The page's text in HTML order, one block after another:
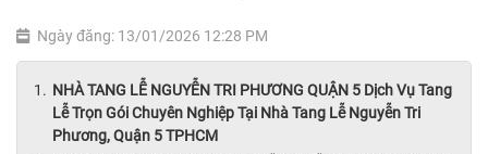
Ngày đăng: 13/01/2026 12:28 PM
NHÀ TANG LỄ NGUYỄN TRI PHƯƠNG QUẬN 5 Dịch Vụ Tang
Lễ Trọn Gói Chuyên Nghiệp Tại Nhà Tang Lễ Nguyễn Tri
Phương, Quận 5 TPHCM